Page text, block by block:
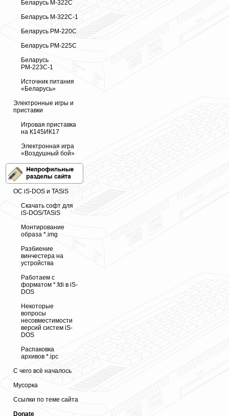
Беларусь М-322С
Беларусь М-322С-1
Беларусь РМ-220С
Беларусь РМ-225С
Беларусь
РМ-223С-1
Источник питания
«Беларусь»
Электронные игры и
приставки
Игровая приставка
на К145ИК17
Электронная игра
«Воздушный бой»
ОС iS-DOS и TASiS
Скачать софт для
iS-DOS/TASiS
Монтирование
образа *.img
Разбиение
винчестера на
устройства
Работаем с
форматом *.fdi в iS-
DOS
Некоторые
вопросы
несовместимости
версий систем iS-
DOS
Распаковка
архивов *.ipc
С чего всё началось
Мусорка
Ссылки по теме сайта
Donate